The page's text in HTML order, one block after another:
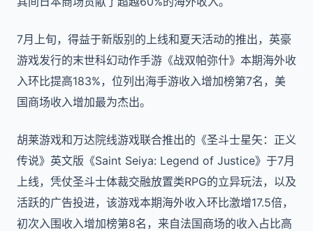
7月上旬，得益于新版别的上线和夏天活动的推出，英豪
游戏发行的末世科幻动作手游《战双帕弥什》本期海外收
入环比提高183%，位列出海手游收入增加榜第7名，美
国商场收入增加最为杰出。
胡莱游戏和万达院线游戏联合推出的《圣斗士星矢：正义
传说》英文版《Saint Seiya: Legend of Justice》于7月
上线，凭仗圣斗士体裁交融放置类RPG的立异玩法，以及
活跃的广告投进，该游戏本期海外收入环比激增17.5倍，
初次入围收入增加榜第8名，来自法国商场的收入占比高